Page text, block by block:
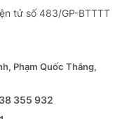
tử số 483/GP-BTTTT
Phạm Quốc Thắng,
355 932